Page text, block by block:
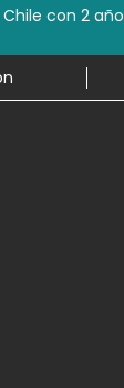
Chile con 2